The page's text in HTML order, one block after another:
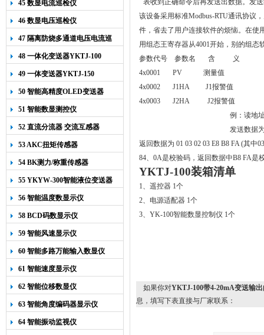
45 数显电流巡检仪
46 数显电压巡检仪
47 隔离防烧多通道电压电流巡
检仪
48 一体化变送器YKTJ-100
49 一体变送器YKTJ-150
50 智能高精度OLED变送器
YK-218
51 智能数显测控仪
52 直流分流器 交流互感器
53 AKC扭矩传感器
54 BK测力/称重传感器
55 YKYW-300智能液位变送器
56 智能温度数显示仪
58 BCD码数显示仪
59 智能风速显示仪
60 智能多路万能输入数显仪
61 智能速度显示仪
62 智能位移数显仪
63 智能角度编码器显示仪
64 智能振动监视仪
表收到正确命令后再发送出数据。发
该设备采用标准Modbus-RTU通讯协议
件，省去了用户连接软件的烦恼。在使
用组态王寄存器从4001开始，别的组态
参数代号 参数名 含 义
4x0001 PV 测量值
4x0002 J1HA J1报警值
4x0003 J2HA J2报警值
例：读地
发送数据
返回数据为 01 03 02 03 E8 B8 FA (其
84、0A是校验码，返回数据中B8 FA是
YKTJ-100装箱清单
1、遥控器 1个
2、电源适配器 1个
3、 YK-100智能数显控制仪 1个
如果你对YKTJ-100带4-20mA变送输
息，填写下表直接与厂家联系：